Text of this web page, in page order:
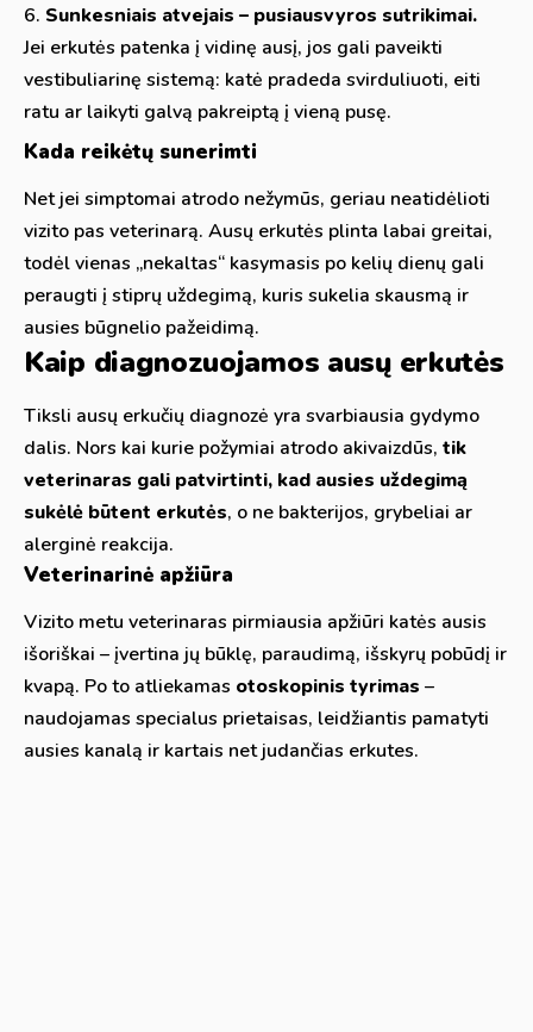
Sunkesniais atvejais – pusiausvyros sutrikimai.
Jei erkutės patenka į vidinę ausį, jos gali paveikti
vestibuliarinę sistemą: katė pradeda svirduliuoti, eiti
ratu ar laikyti galvą pakreiptą į vieną pusę.
Kada reikėtų sunerimti
Net jei simptomai atrodo nežymūs, geriau neatidėlioti
vizito pas veterinarą. Ausų erkutės plinta labai greitai,
todėl vienas „nekaltas“ kasymasis po kelių dienų gali
peraugti į stiprų uždegimą, kuris sukelia skausmą ir
ausies būgnelio pažeidimą.
Kaip diagnozuojamos ausų erkutės
Tiksli ausų erkučių diagnozė yra svarbiausia gydymo
dalis. Nors kai kurie požymiai atrodo akivaizdūs, tik
veterinaras gali patvirtinti, kad ausies uždegimą
sukėlė būtent erkutės, o ne bakterijos, grybeliai ar
alerginė reakcija.
Veterinarinė apžiūra
Vizito metu veterinaras pirmiausia apžiūri katės ausis
išoriškai – įvertina jų būklę, paraudimą, išskyrų pobūdį ir
kvapą. Po to atliekamas otoskopinis tyrimas –
naudojamas specialus prietaisas, leidžiantis pamatyti
ausies kanalą ir kartais net judančias erkutes.